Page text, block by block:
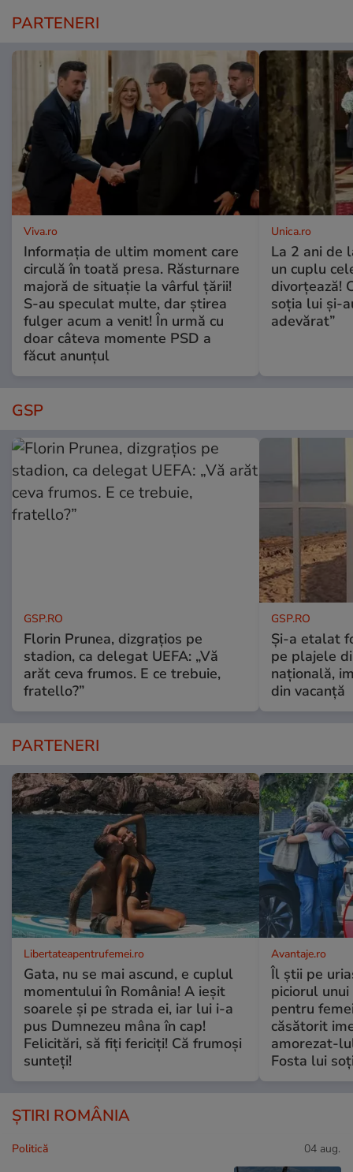
PARTENERI
Viva.ro
Informația de ultim moment care
circulă în toată presa. Răsturnare
majoră de situație la vârful țării!
S-au speculat multe, dar știrea
fulger acum a venit! În urmă cu
doar câteva momente PSD a
făcut anunțul
Unica.ro
La 2 ani de
un cuplu
divorțează!
soția lui și-
adevărat”
GSP
GSP.RO
Florin Prunea, dizgrațios pe
stadion, ca delegat UEFA: „Vă
arăt ceva frumos. E ce trebuie,
fratello?”
GSP.RO
Și-a etalat
pe plajele
națională,
din vacanță
PARTENERI
Libertateapentrufemei.ro
Gata, nu se mai ascund, e cuplul
momentului în România! A ieșit
soarele și pe strada ei, iar lui i-a
pus Dumnezeu mâna în cap!
Felicitări, să fiți fericiți! Că frumoși
sunteți!
Avantaje.ro
Îl știi pe
piciorul
pentru
căsătorit
amorezat-
Fosta lui
ȘTIRI ROMÂNIA
Politică 04 aug.